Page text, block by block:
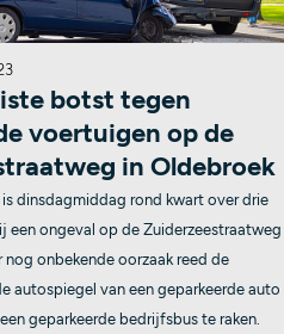
botst tegen
voertuigen op de
in Oldebroek
dinsdagmiddag rond kwart over drie
een ongeval op de Zuiderzeestraatweg
nog onbekende oorzaak reed de
autospiegel van een geparkeerde auto
geparkeerde bedrijfsbus te raken.